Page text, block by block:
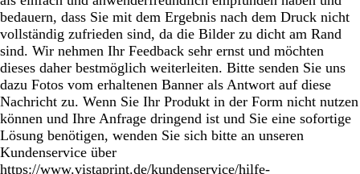
bedauern, dass Sie mit dem Ergebnis nach dem Druck nicht
vollständig zufrieden sind, da die Bilder zu dicht am Rand
sind. Wir nehmen Ihr Feedback sehr ernst und möchten
dieses daher bestmöglich weiterleiten. Bitte senden Sie uns
dazu Fotos vom erhaltenen Banner als Antwort auf diese
Nachricht zu. Wenn Sie Ihr Produkt in der Form nicht nutzen
können und Ihre Anfrage dringend ist und Sie eine sofortige
Lösung benötigen, wenden Sie sich bitte an unseren
Kundenservice über
https://www.vistaprint.de/kundenservice/hilfe-